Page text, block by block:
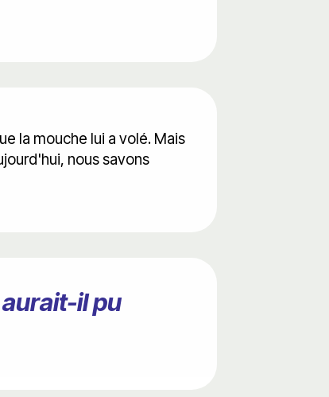
la mouche lui a volé. Mais
nous savons
il pu